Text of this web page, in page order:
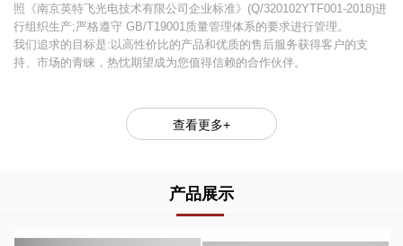
照《南京英特飞光电技术有限公司企业标准》(Q/320102YTF001-2018)进
行组织生产;严格遵守 GB/T19001质量管理体系的要求进行管理。
我们追求的目标是:以高性价比的产品和优质的售后服务获得客户的支
持、市场的青睐，热忱期望成为您值得信赖的合作伙伴。
查看更多+
产品展示